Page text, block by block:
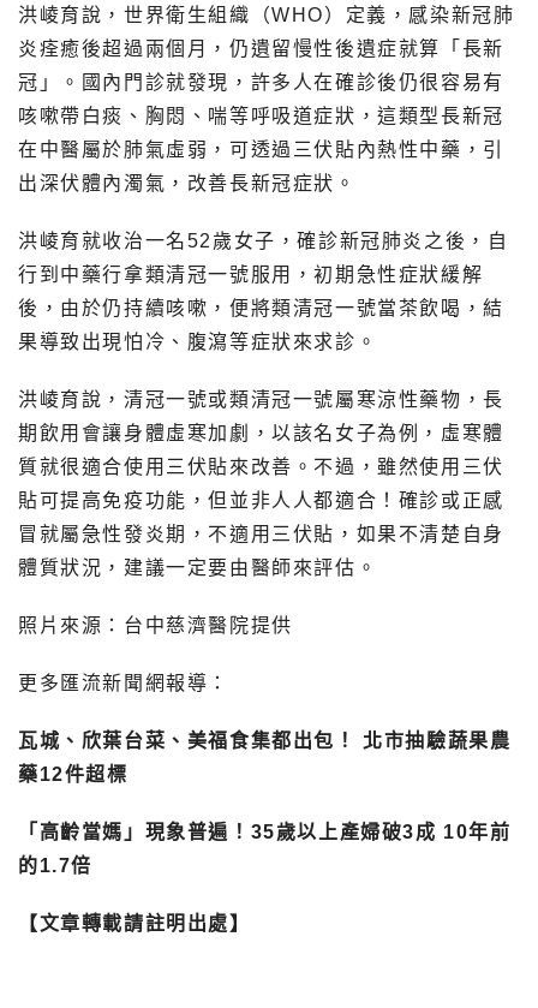
洪崚育說，世界衛生組織（WHO）定義，感染新冠肺
炎痊癒後超過兩個月，仍遺留慢性後遺症就算「長新
冠」。國內門診就發現，許多人在確診後仍很容易有
咳嗽帶白痰、胸悶、喘等呼吸道症狀，這類型長新冠
在中醫屬於肺氣虛弱，可透過三伏貼內熱性中藥，引
出深伏體內濁氣，改善長新冠症狀。
洪崚育就收治一名52歲女子，確診新冠肺炎之後，自
行到中藥行拿類清冠一號服用，初期急性症狀緩解
後，由於仍持續咳嗽，便將類清冠一號當茶飲喝，結
果導致出現怕冷、腹瀉等症狀來求診。
洪崚育說，清冠一號或類清冠一號屬寒涼性藥物，長
期飲用會讓身體虛寒加劇，以該名女子為例，虛寒體
質就很適合使用三伏貼來改善。不過，雖然使用三伏
貼可提高免疫功能，但並非人人都適合！確診或正感
冒就屬急性發炎期，不適用三伏貼，如果不清楚自身
體質狀況，建議一定要由醫師來評估。
照片來源：台中慈濟醫院提供
更多匯流新聞網報導：
瓦城、欣葉台菜、美福食集都出包！ 北市抽驗蔬果農
藥12件超標
「高齡當媽」現象普遍！35歲以上產婦破3成 10年前
的1.7倍
【文章轉載請註明出處】